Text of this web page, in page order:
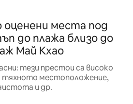
оценени места под
до плажа близо до
Май Кхао
тези престои са високо
тяхното местоположение,
и др.